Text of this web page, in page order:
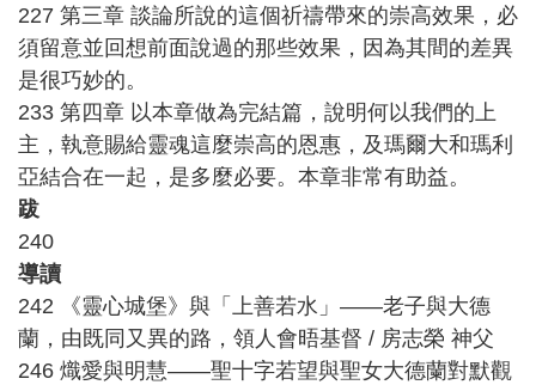
227 第三章 談論所說的這個祈禱帶來的崇高效果，必
須留意並回想前面說過的那些效果，因為其間的差異
是很巧妙的。
233 第四章 以本章做為完結篇，說明何以我們的上
主，執意賜給靈魂這麼崇高的恩惠，及瑪爾大和瑪利
亞結合在一起，是多麼必要。本章非常有助益。
跋
240
導讀
242 《靈心城堡》與「上善若水」——老子與大德
蘭，由既同又異的路，領人會晤基督 / 房志榮 神父
246 熾愛與明慧——聖十字若望與聖女大德蘭對默觀